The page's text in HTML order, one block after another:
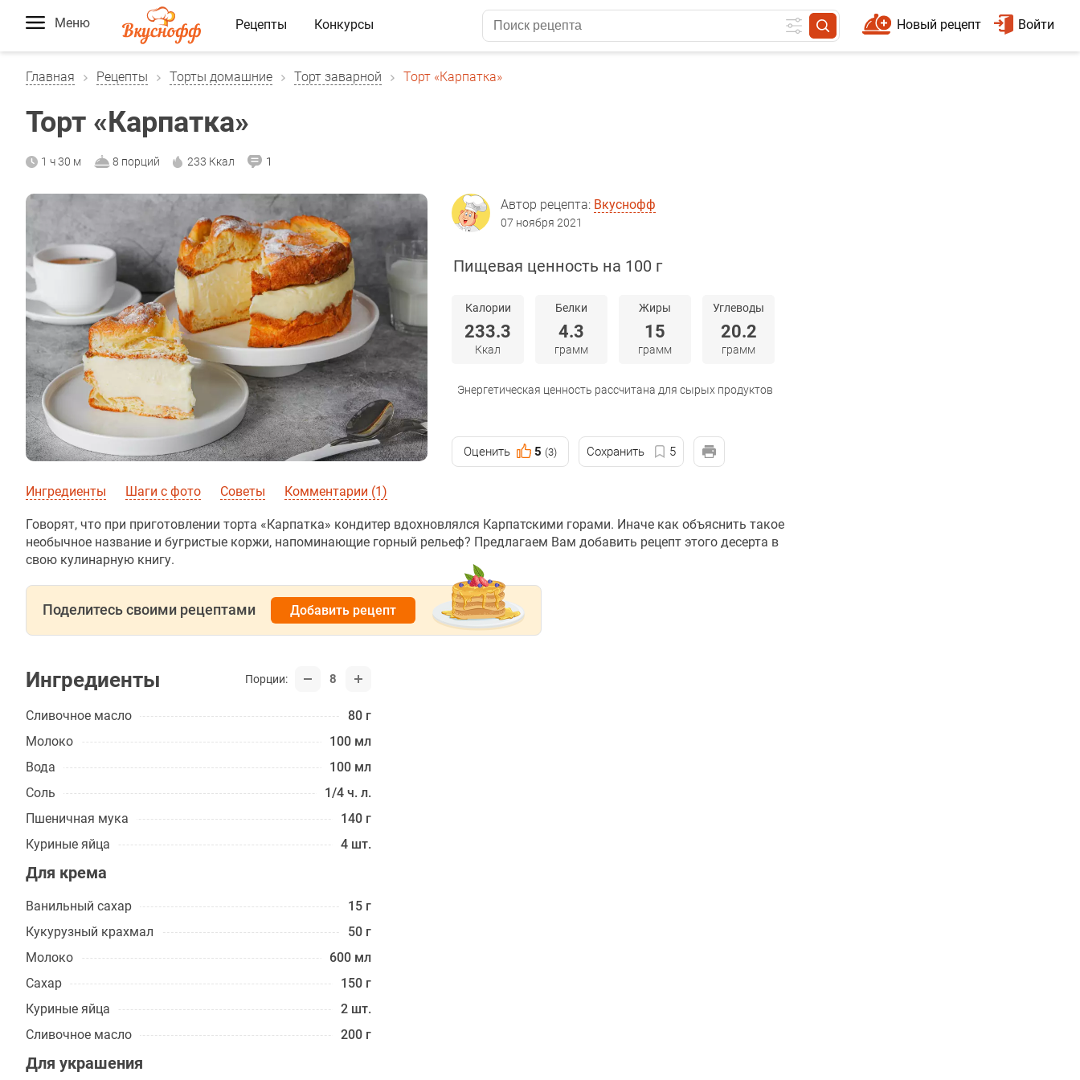
Меню Рецепты Конкурсы Войти
Новый рецепт
Главная Рецепты Торты домашние Торт заварной Торт «Карпатка»
Торт «Карпатка»
1 ч 30 м 8 порций 233 Ккал 1
Автор рецепта: Вкуснофф
07 ноября 2021
Пищевая ценность на 100 г
Калории
233.3
Ккал
Белки
4.3
грамм
Жиры
15
грамм
Углеводы
20.2
грамм
Энергетическая ценность рассчитана для сырых продуктов
Оценить 5 (3) Сохранить 5
Ингредиенты Шаги с фото Советы Комментарии (1)
Говорят, что при приготовлении торта «Карпатка» кондитер вдохновлялся Карпатскими горами. Иначе как объяснить такое
необычное название и бугристые коржи, напоминающие горный рельеф? Предлагаем Вам добавить рецепт этого десерта в
свою кулинарную книгу.
Поделитесь своими рецептами Добавить рецепт
Ингредиенты Порции: 8
Сливочное масло
80 г
Молоко
100 мл
Вода
100 мл
Соль
1/4 ч. л.
Пшеничная мука
140 г
Куриные яйца
4 шт.
Для крема
Ванильный сахар
15 г
Кукурузный крахмал
50 г
Молоко
600 мл
Сахар
150 г
Куриные яйца
2 шт.
Сливочное масло
200 г
Для украшения